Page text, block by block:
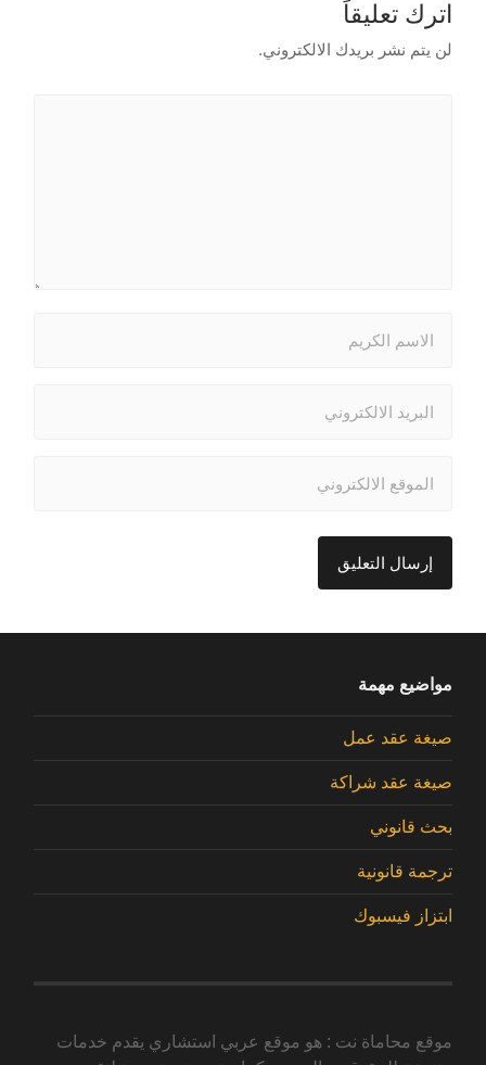
اترك تعليقاً
لن يتم نشر بريدك الالكتروني.
مواضيع مهمة
صيغة عقد عمل
صيغة عقد شراكة
بحث قانوني
ترجمة قانونية
ابتزاز فيسبوك
موقع محاماة نت : هو موقع عربي استشاري يقدم خدمات